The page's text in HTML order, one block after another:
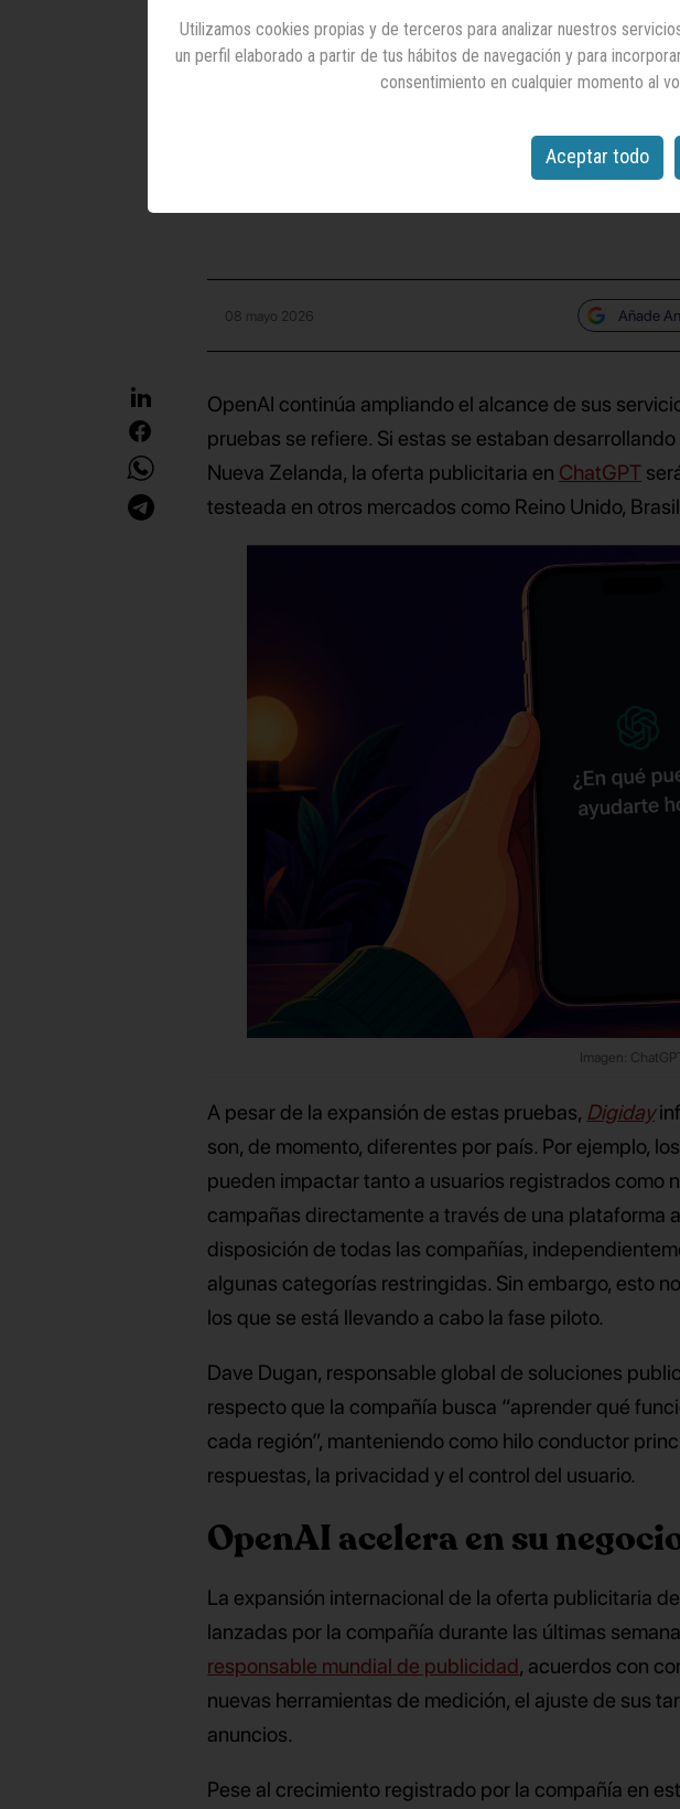
los que
sus
La fase piloto se había desarrollado
08 mayo 2026 Añade
OpenAI continúa ampliando el alcance de sus
pruebas se refiere. Si estas se estaban
Nueva Zelanda, la oferta publicitaria en ChatGPT
testeada en otros mercados como Reino Unido,
Imagen:
A pesar de la expansión de estas pruebas, Digiday
son, de momento, diferentes por país. Por ejemplo,
pueden impactar tanto a usuarios registrados como
campañas directamente a través de una plataforma
disposición de todas las compañías,
algunas categorías restringidas. Sin embargo, esto
los que se está llevando a cabo la fase piloto.
Dave Dugan, responsable global de soluciones
respecto que la compañía busca “aprender qué
cada región”, manteniendo como hilo conductor
respuestas, la privacidad y el control del usuario.
OpenAI acelera en su
La expansión internacional de la oferta publicitaria
lanzadas por la compañía durante las últimas
responsable mundial de publicidad, acuerdos con
nuevas herramientas de medición, el ajuste de sus
anuncios.
Pese al crecimiento registrado por la compañía en
Utilizamos cookies propias y de terceros para analizar nuestros
un perfil elaborado a partir de tus hábitos de navegación y para
consentimiento en cualquier momento al
Aceptar todo